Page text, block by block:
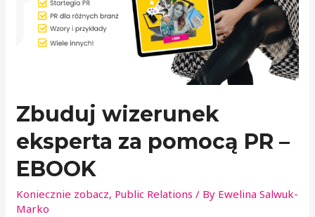
Zbuduj wizerunek
eksperta za pomocą PR –
EBOOK
Koniecznie zobacz, Public Relations / By Ewelina Salwuk-
Marko